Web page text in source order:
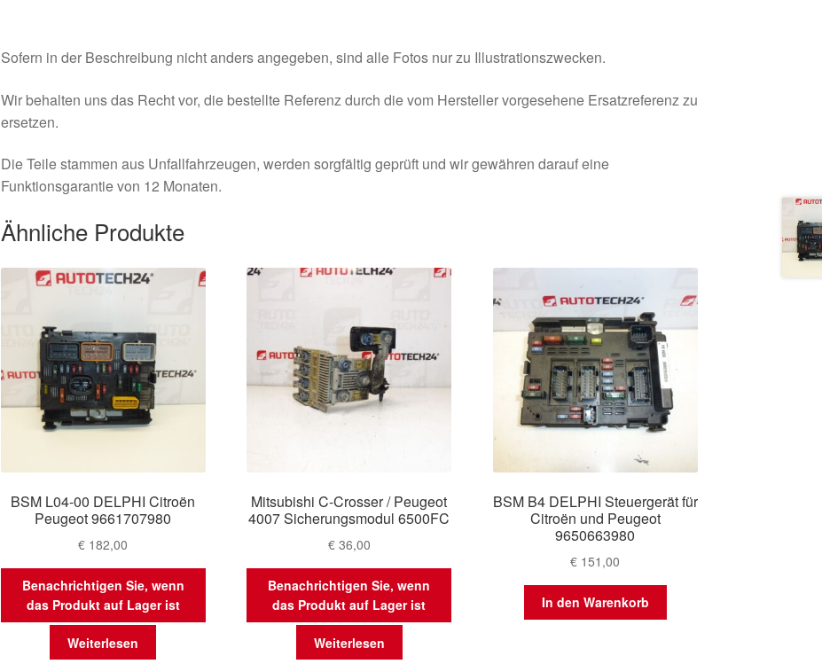
Sofern in der Beschreibung nicht anders angegeben, sind alle Fotos nur zu Illustrationszwecken.
Wir behalten uns das Recht vor, die bestellte Referenz durch die vom Hersteller vorgesehene Ersatzreferenz zu
ersetzen.
Die Teile stammen aus Unfallfahrzeugen, werden sorgfältig geprüft und wir gewähren darauf eine
Funktionsgarantie von 12 Monaten.
Ähnliche Produkte
BSM L04-00 DELPHI Citroën
Peugeot 9661707980
€ 182,00
Benachrichtigen Sie, wenn
das Produkt auf Lager ist
Weiterlesen
Mitsubishi C-Crosser / Peugeot
4007 Sicherungsmodul 6500FC
€36,00
Benachrichtigen Sie, wenn
das Produkt auf Lager ist
Weiterlesen
BSM B4 DELPHI Steuergerät für
Citroën und Peugeot
9650663980
€ 151,00
In den Warenkorb